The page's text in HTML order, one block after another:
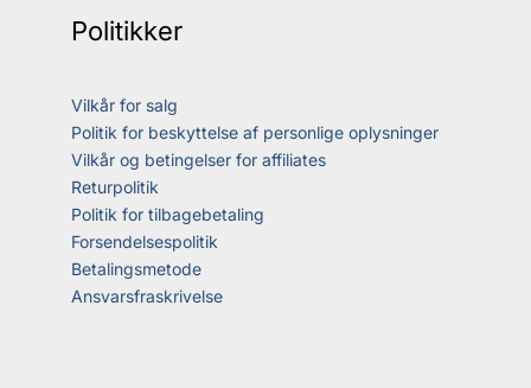
Politikker
Vilkår for salg
Politik for beskyttelse af personlige oplysninger
Vilkår og betingelser for affiliates
Returpolitik
Politik for tilbagebetaling
Forsendelsespolitik
Betalingsmetode
Ansvarsfraskrivelse